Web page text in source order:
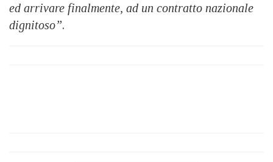
ed arrivare finalmente, ad un contratto nazionale
dignitoso”.